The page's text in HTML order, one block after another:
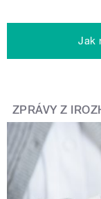
Jak
ZPRÁVY Z